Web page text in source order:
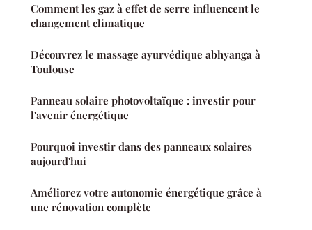
Comment les gaz à effet de serre influencent le
changement climatique
Découvrez le massage ayurvédique abhyanga à
Toulouse
Panneau solaire photovoltaïque : investir pour
l'avenir énergétique
Pourquoi investir dans des panneaux solaires
aujourd'hui
Améliorez votre autonomie énergétique grâce à
une rénovation complète